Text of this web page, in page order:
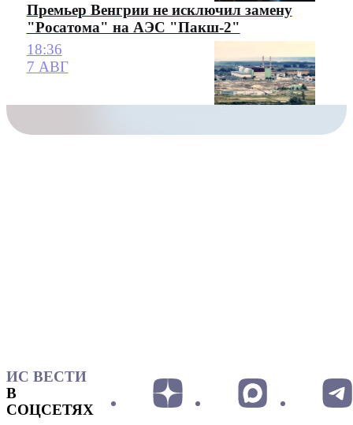
Премьер Венгрии не исключил замену
"Росатома" на АЭС "Пакш-2"
18:36
7 АВГ
ИС ВЕСТИ
В
СОЦСЕТЯХ